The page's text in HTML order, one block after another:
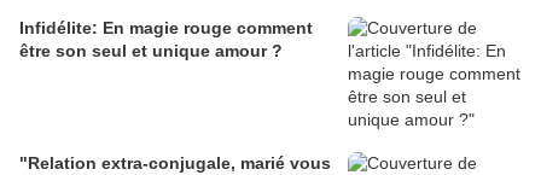
Infidélite: En magie rouge comment
être son seul et unique amour ?
"Relation extra-conjugale, marié vous